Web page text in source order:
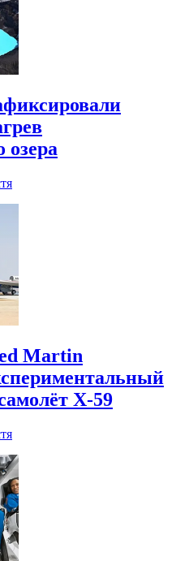
озера
Martin
X-59